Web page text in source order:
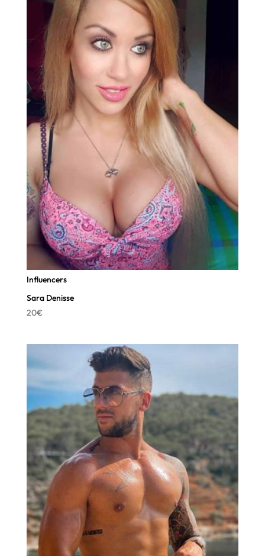
Influencers
Sara Denisse
20€